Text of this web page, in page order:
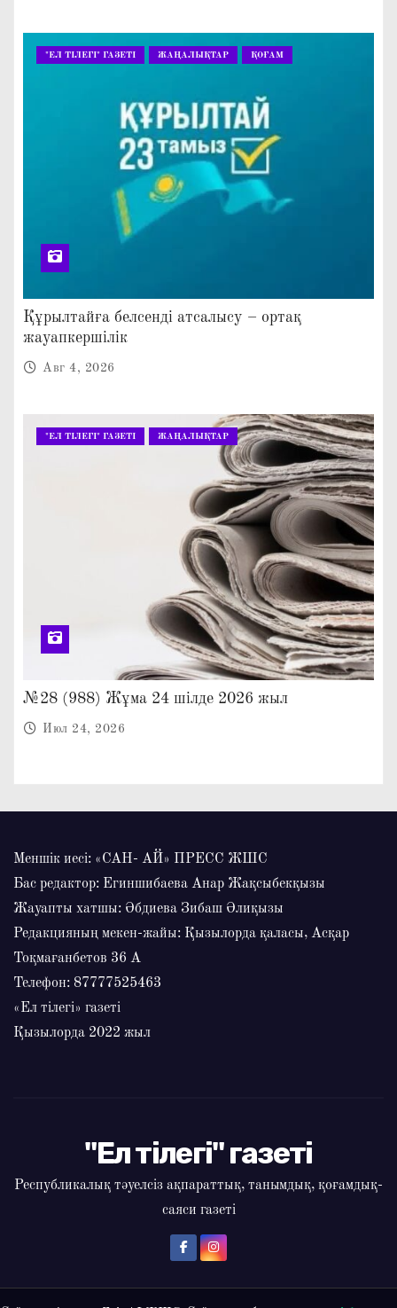
"ЕЛ ТІЛЕГІ" ГАЗЕТІ ЖАҢАЛЫҚТАР ҚОҒАМ
Құрылтайға белсенді атсалысу – ортақ
жауапкершілік
Авг 4, 2026
"ЕЛ ТІЛЕГІ" ГАЗЕТІ ЖАҢАЛЫҚТАР
№28 (988) Жұма 24 шілде 2026 жыл
Июл 24, 2026
Меншік иесі: «САН- АЙ» ПРЕСС ЖШС
Бас редактор: Егиншибаева Анар Жақсыбекқызы
Жауапты хатшы: Әбдиева Зибаш Әлиқызы
Редакцияның мекен-жайы: Қызылорда қаласы, Асқар
Тоқмағанбетов 36 А
Телефон: 87777525463
«Ел тілегі» газеті
Қызылорда 2022 жыл
"Ел тілегі" газеті
Республикалық тәуелсіз ақпараттық, танымдық, қоғамдық-
саяси газеті